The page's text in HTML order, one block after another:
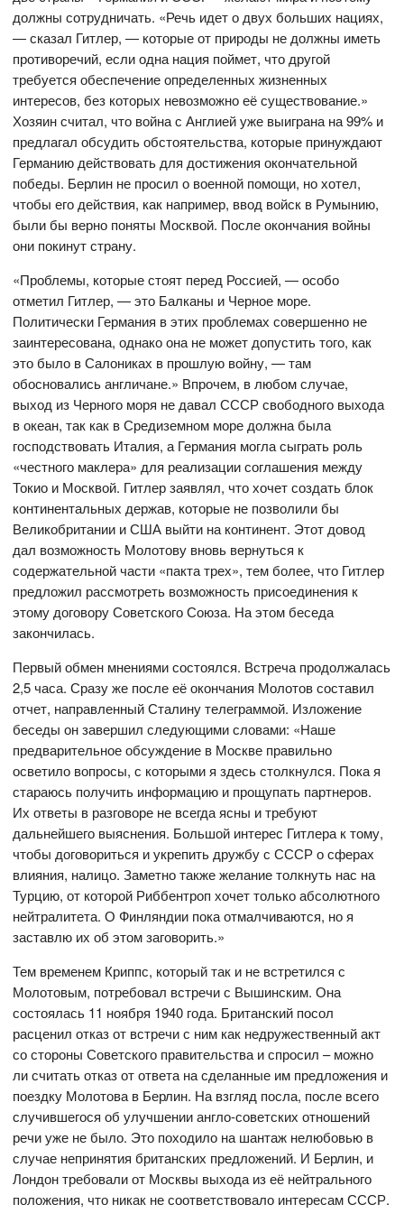
должны сотрудничать. «Речь идет о двух больших нациях,
— сказал Гитлер, — которые от природы не должны иметь
противоречий, если одна нация поймет, что другой
требуется обеспечение определенных жизненных
интересов, без которых невозможно её существование.»
Хозяин считал, что война с Англией уже выиграна на 99% и
предлагал обсудить обстоятельства, которые принуждают
Германию действовать для достижения окончательной
победы. Берлин не просил о военной помощи, но хотел,
чтобы его действия, как например, ввод войск в Румынию,
были бы верно поняты Москвой. После окончания войны
они покинут страну.
«Проблемы, которые стоят перед Россией, — особо
отметил Гитлер, — это Балканы и Черное море.
Политически Германия в этих проблемах совершенно не
заинтересована, однако она не может допустить того, как
это было в Салониках в прошлую войну, — там
обосновались англичане.» Впрочем, в любом случае,
выход из Черного моря не давал СССР свободного выхода
в океан, так как в Средиземном море должна была
господствовать Италия, а Германия могла сыграть роль
«честного маклера» для реализации соглашения между
Токио и Москвой. Гитлер заявлял, что хочет создать блок
континентальных держав, которые не позволили бы
Великобритании и США выйти на континент. Этот довод
дал возможность Молотову вновь вернуться к
содержательной части «пакта трех», тем более, что Гитлер
предложил рассмотреть возможность присоединения к
этому договору Советского Союза. На этом беседа
закончилась.
Первый обмен мнениями состоялся. Встреча продолжалась
2,5 часа. Сразу же после её окончания Молотов составил
отчет, направленный Сталину телеграммой. Изложение
беседы он завершил следующими словами: «Наше
предварительное обсуждение в Москве правильно
осветило вопросы, с которыми я здесь столкнулся. Пока я
стараюсь получить информацию и прощупать партнеров.
Их ответы в разговоре не всегда ясны и требуют
дальнейшего выяснения. Большой интерес Гитлера к тому,
чтобы договориться и укрепить дружбу с СССР о сферах
влияния, налицо. Заметно также желание толкнуть нас на
Турцию, от которой Риббентроп хочет только абсолютного
нейтралитета. О Финляндии пока отмалчиваются, но я
заставлю их об этом заговорить.»
Тем временем Криппс, который так и не встретился с
Молотовым, потребовал встречи с Вышинским. Она
состоялась 11 ноября 1940 года. Британский посол
расценил отказ от встречи с ним как недружественный акт
со стороны Советского правительства и спросил – можно
ли считать отказ от ответа на сделанные им предложения и
поездку Молотова в Берлин. На взгляд посла, после всего
случившегося об улучшении англо-советских отношений
речи уже не было. Это походило на шантаж нелюбовью в
случае непринятия британских предложений. И Берлин, и
Лондон требовали от Москвы выхода из её нейтрального
положения, что никак не соответствовало интересам СССР.